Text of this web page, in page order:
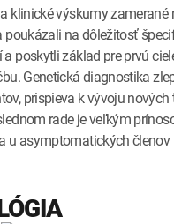
klinické výskumy zamerané
poukázali na dôležitosť
poskytli základ pre prvú
Genetická diagnostika
prispieva k vývoju
rade je veľkým
u asymptomatických členov